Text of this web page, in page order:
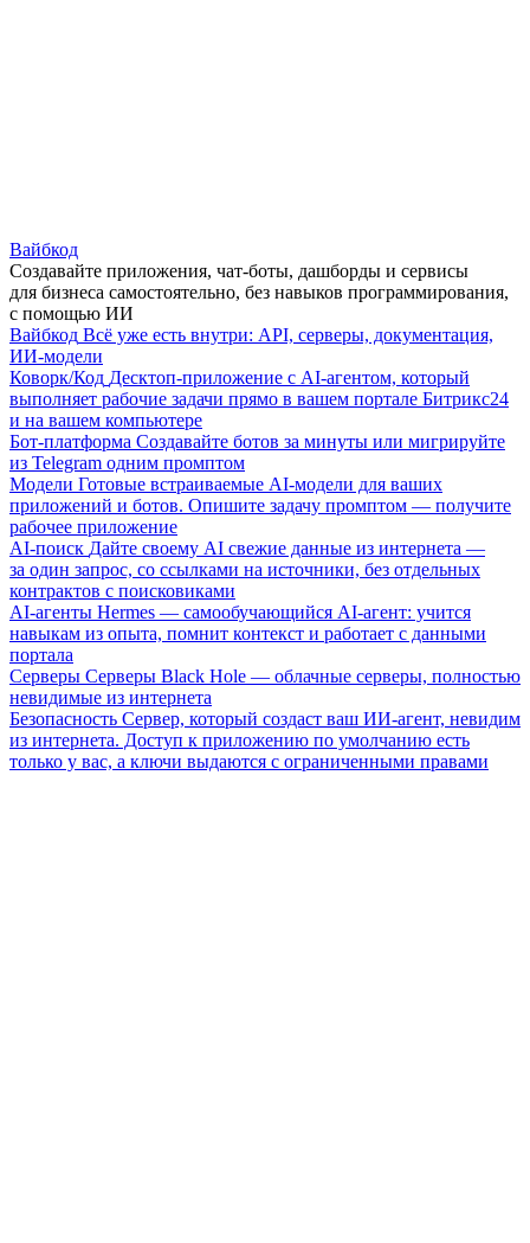
Вайбкод
Создавайте приложения, чат-боты, дашборды и сервисы
для бизнеса самостоятельно, без навыков программирования,
с помощью ИИ
Вайбкод Всё уже есть внутри: API, серверы, документация,
ИИ-модели
Коворк/Код Десктоп-приложение с AI-агентом, который
выполняет рабочие задачи прямо в вашем портале Битрикс24
и на вашем компьютере
Бот-платформа Создавайте ботов за минуты или мигрируйте
из Telegram одним промптом
Модели Готовые встраиваемые AI-модели для ваших
приложений и ботов. Опишите задачу промптом — получите
рабочее приложение
AI-поиск Дайте своему AI свежие данные из интернета —
за один запрос, со ссылками на источники, без отдельных
контрактов с поисковиками
AI-агенты Hermes — самообучающийся AI-агент: учится
навыкам из опыта, помнит контекст и работает с данными
портала
Серверы Серверы Black Hole — облачные серверы, полностью
невидимые из интернета
Безопасность Сервер, который создаст ваш ИИ-агент, невидим
из интернета. Доступ к приложению по умолчанию есть
только у вас, а ключи выдаются с ограниченными правами